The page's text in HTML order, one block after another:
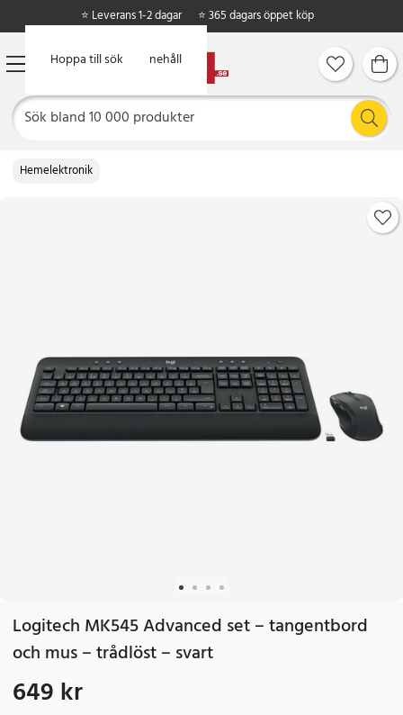
Hoppa till huvudinnehåll
Hoppa till sök
⭐ Leverans 1-2 dagar ⭐ 365 dagars öppet köp
Hemelektronik
Logitech MK545 Advanced set – tangentbord
och mus – trådlöst – svart
Pris:649 kr
649 kr